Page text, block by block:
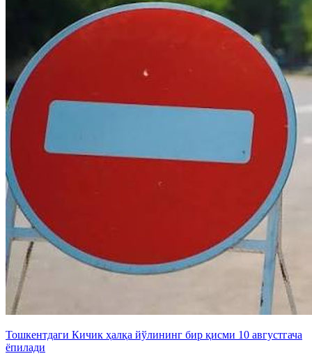
Тошкентдаги Кичик ҳалқа йўлининг бир қисми 10 августгача
ёпилади